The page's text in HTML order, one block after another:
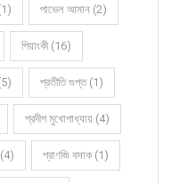
পাভেল আমান (2)
পিয়াংকী (16)
প্রতীতি গুপ্ত (1)
প্রদীপ মুখোপাধ্যায় (4)
(4) প্রাণজি বসাক (1)